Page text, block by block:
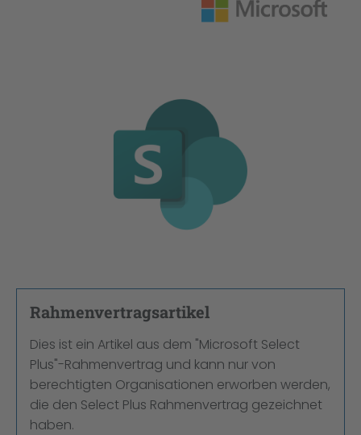
Rahmenvertragsartikel
Dies ist ein Artikel aus dem "Microsoft Select
Plus"-Rahmenvertrag und kann nur von
berechtigten Organisationen erworben werden,
die den Select Plus Rahmenvertrag gezeichnet
haben.